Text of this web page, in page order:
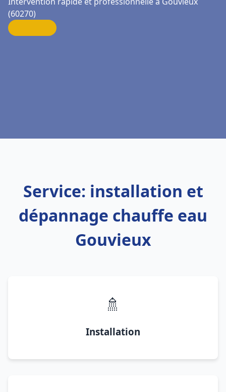
(60270)
Service: installation et
dépannage chauffe eau
Gouvieux
🚿
Installation